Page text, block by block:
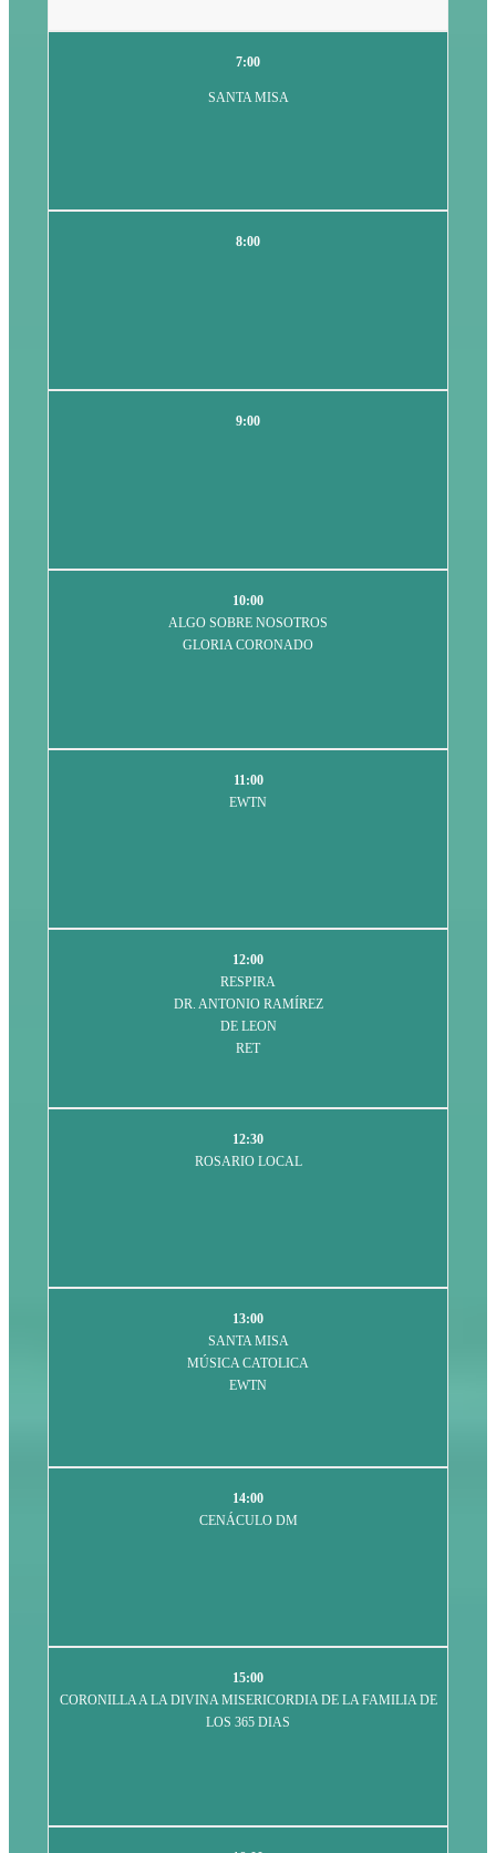
7:00
SANTA MISA
8:00
9:00
10:00
ALGO SOBRE NOSOTROS
GLORIA CORONADO
11:00
EWTN
12:00
RESPIRA
DR. ANTONIO RAMÍREZ
DE LEON
RET
12:30
ROSARIO LOCAL
13:00
SANTA MISA
MÚSICA CATOLICA
EWTN
14:00
CENÁCULO DM
15:00
CORONILLA A LA DIVINA MISERICORDIA DE LA FAMILIA DE
LOS 365 DIAS